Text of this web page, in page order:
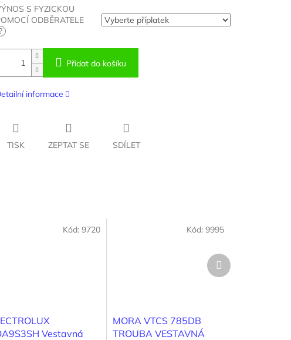
S FYZICKOU
ODBĚRATELE
?
Přidat do košíku
informace
TISK ZEPTAT SE SDÍLET
Vestavná
Kód:9720
MORA VTCS 785DB
TROUBA VESTAVNÁ
Kód: 9995
Další
produkt